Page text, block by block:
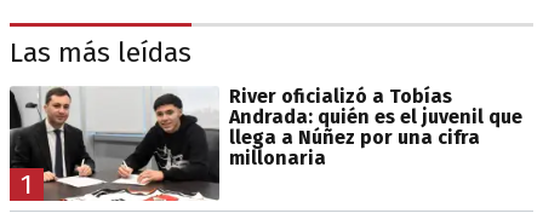
Las más leídas
1
River oficializó a Tobías
Andrada: quién es el juvenil que
llega a Núñez por una cifra
millonaria